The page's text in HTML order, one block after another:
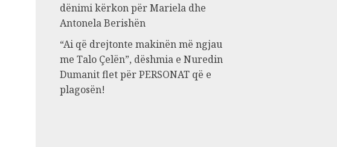
dënimi kërkon për Mariela dhe
Antonela Berishën
“Ai që drejtonte makinën më ngjau
me Talo Çelën”, dëshmia e Nuredin
Dumanit flet për PERSONAT që e
plagosën!